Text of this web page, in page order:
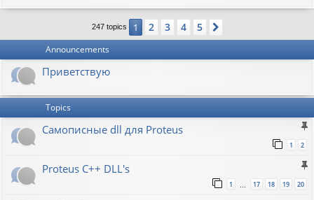
e
h
b
g
i
u
247 topics 1 2 3 4 5
Announcements
Приветствую
Topics
Самописные dll для Proteus
1 2
Proteus C++ DLL's
1 … 17 18 19 20